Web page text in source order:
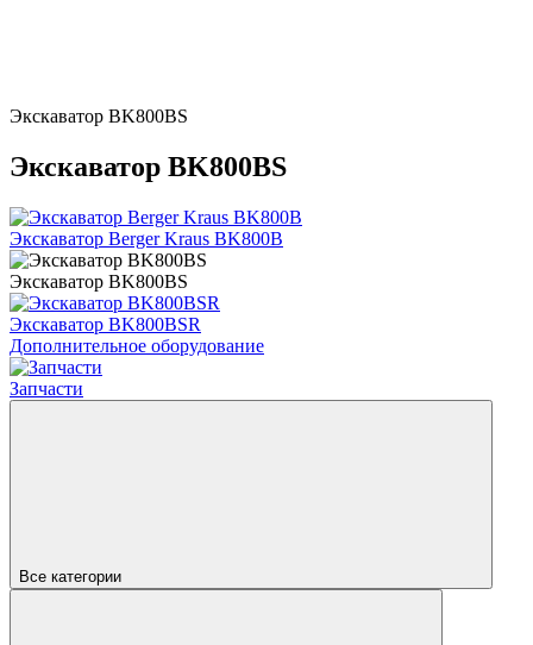
Экскаватор BK800BS
Экскаватор BK800BS
Экскаватор Berger Kraus BK800B
Экскаватор BK800BS
Экскаватор BK800BSR
Дополнительное оборудование
Запчасти
Все категории